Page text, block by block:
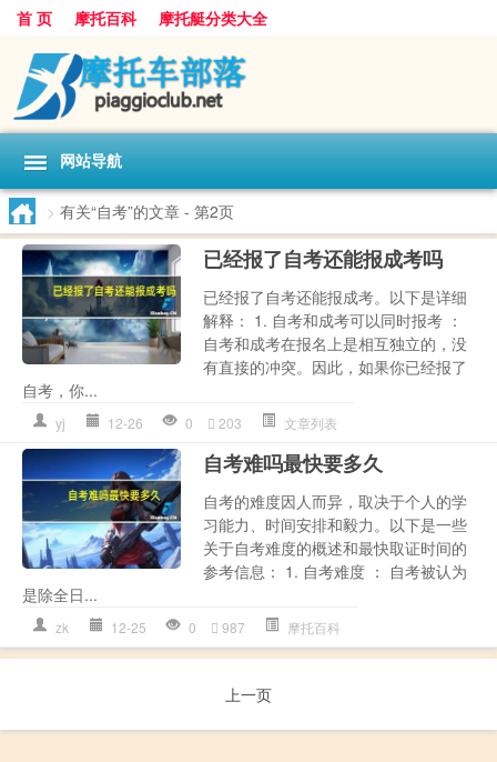
首 页 摩托百科 摩托艇分类大全
网站导航
> 有关“自考”的文章 - 第2页
已经报了自考还能报成考吗
已经报了自考还能报成考。以下是详细
解释： 1. 自考和成考可以同时报考 ：
自考和成考在报名上是相互独立的，没
有直接的冲突。因此，如果你已经报了
自考，你...
yj 12-26 0 203 文章列表
自考难吗最快要多久
自考的难度因人而异，取决于个人的学
习能力、时间安排和毅力。以下是一些
关于自考难度的概述和最快取证时间的
参考信息： 1. 自考难度 ： 自考被认为
是除全日...
zk 12-25 0 987 摩托百科
上一页